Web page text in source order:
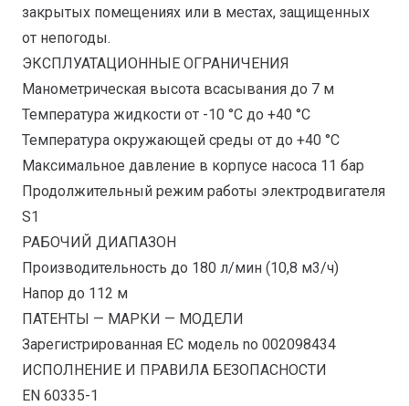
закрытых помещениях или в местах, защищенных
от непогоды.
ЭКСПЛУАТАЦИОННЫЕ ОГРАНИЧЕНИЯ
Манометрическая высота всасывания до 7 м
Температура жидкости от -10 °C до +40 °C
Температура окружающей среды от до +40 °C
Максимальное давление в корпусе насоса 11 бар
Продолжительный режим работы электродвигателя
S1
РАБОЧИЙ ДИАПАЗОН
Производительность до 180 л/мин (10,8 м3/ч)
Напор до 112 м
ПАТЕНТЫ — МАРКИ — МОДЕЛИ
Зарегистрированная ЕС модель no 002098434
ИСПОЛНЕНИЕ И ПРАВИЛА БЕЗОПАСНОСТИ
EN 60335-1